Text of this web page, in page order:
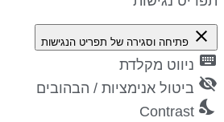
close פתיחה וסגירה של תפריט הנגישות
ניווט מקלדת
ביטול אנימציות / הבהובים
Contrast